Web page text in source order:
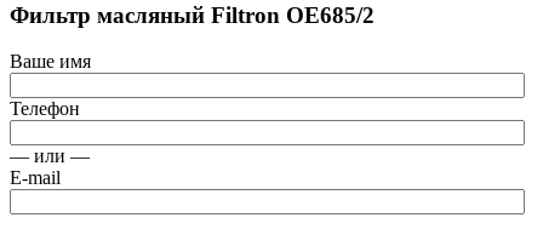
Фильтр масляный Filtron OE685/2
Ваше имя
Телефон
— или —
E-mail